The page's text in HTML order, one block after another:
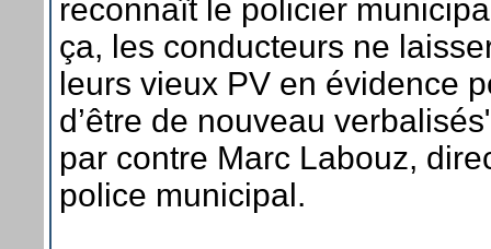
reconnaît le policier
ça, les conducteurs ne
leurs vieux PV en évidence
d’être de nouveau
par contre Marc Labouz,
police municipal.